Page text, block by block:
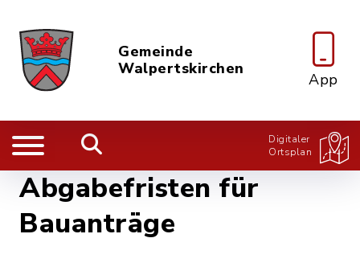
Gemeinde
Walpertskirchen
App
Digitaler
Ortsplan
Abgabefristen für
Bauanträge